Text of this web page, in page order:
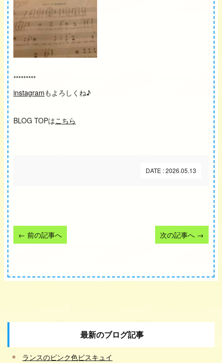
*********
instagramもよろしくね♪
BLOG TOPはこちら
DATE : 2026.05.13
← 前の記事へ 次の記事へ →
最新のブログ記事
ランスのピンク色ビスキュイ